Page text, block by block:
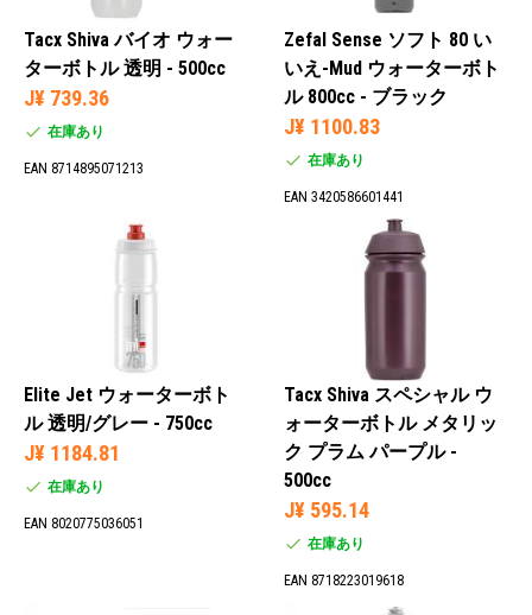
Tacx Shiva バイオ ウォー
ターボトル 透明 - 500cc
J¥ 739.36
在庫あり
EAN 8714895071213
Zefal Sense ソフト 80 い
いえ-Mud ウォーターボト
ル 800cc - ブラック
J¥ 1100.83
在庫あり
EAN 3420586601441
Elite Jet ウォーターボト
ル 透明/グレー - 750cc
J¥ 1184.81
在庫あり
EAN 8020775036051
Tacx Shiva スペシャル ウ
ォーターボトル メタリッ
ク プラム パープル -
500cc
J¥ 595.14
在庫あり
EAN 8718223019618